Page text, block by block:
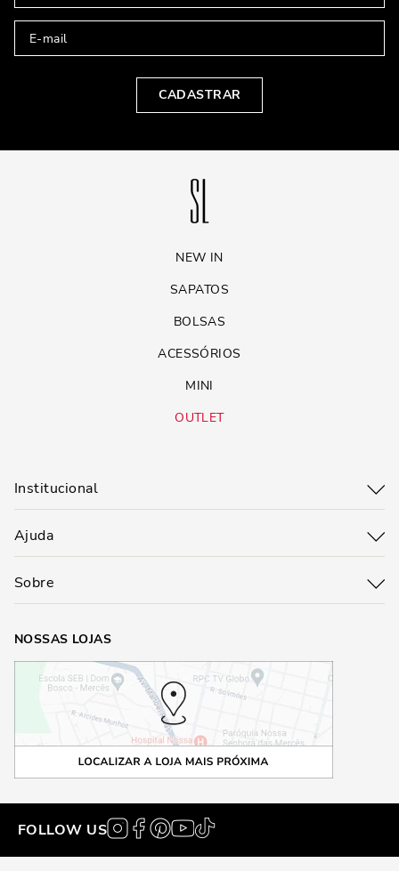
CADASTRAR
NEW IN
SAPATOS
BOLSAS
ACESSÓRIOS
MINI
OUTLET
Institucional
Ajuda
Sobre
NOSSAS LOJAS
FOLLOW US